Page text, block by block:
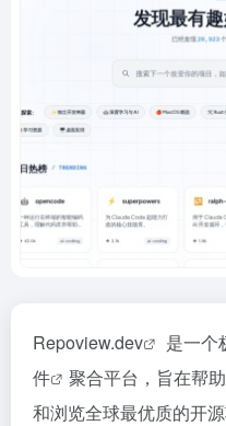
Repoview.dev 是一个
件
聚合平台，旨在帮
和浏览全球最优质的开源